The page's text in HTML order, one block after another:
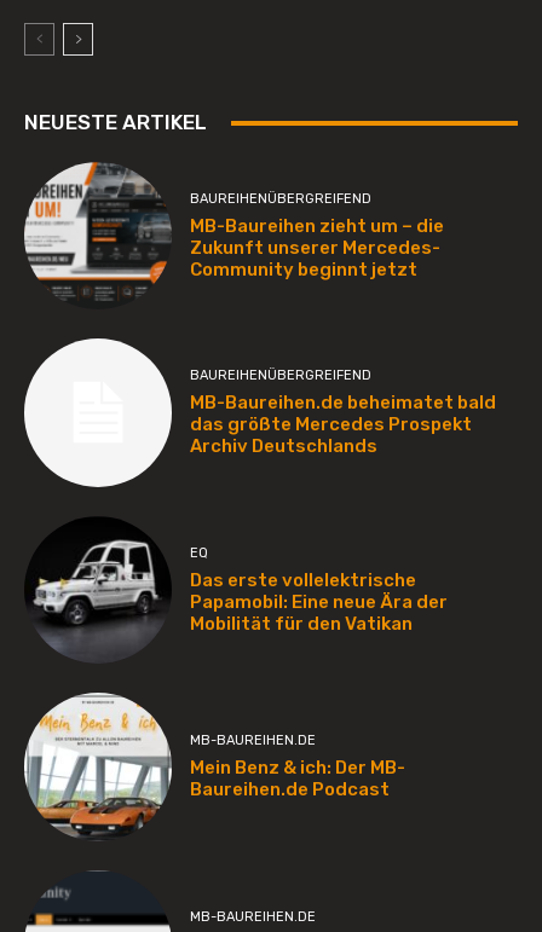
NEUESTE ARTIKEL
BAUREIHENÜBERGREIFEND
MB-Baureihen zieht um – die
Zukunft unserer Mercedes-
Community beginnt jetzt
BAUREIHENÜBERGREIFEND
MB-Baureihen.de beheimatet bald
das größte Mercedes Prospekt
Archiv Deutschlands
EQ
Das erste vollelektrische
Papamobil: Eine neue Ära der
Mobilität für den Vatikan
MB-BAUREIHEN.DE
Mein Benz & ich: Der MB-
Baureihen.de Podcast
MB-BAUREIHEN.DE